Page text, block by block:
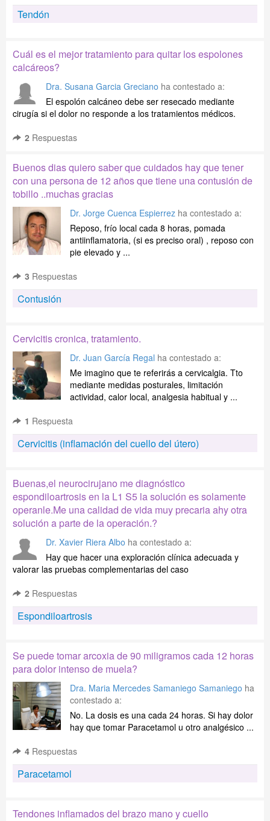
Tendón
Cuál es el mejor tratamiento para quitar los espolones
calcáreos?
Dra. Susana Garcia Greciano ha contestado a:
El espolón calcáneo debe ser resecado mediante
cirugía si el dolor no responde a los tratamientos médicos.
2 Respuestas
Buenos dias quiero saber que cuidados hay que tener
con una persona de 12 años que tiene una contusión de
tobillo ..muchas gracias
Dr. Jorge Cuenca Espierrez ha contestado a:
Reposo, frío local cada 8 horas, pomada
antiinflamatoria, (si es preciso oral) , reposo con
pie elevado y ...
3 Respuestas
Contusión
Cervicitis cronica, tratamiento.
Dr. Juan García Regal ha contestado a:
Me imagino que te referirás a cervicalgia. Tto
mediante medidas posturales, limitación
actividad, calor local, analgesia habitual y ...
1 Respuesta
Cervicitis (inflamación del cuello del útero)
Buenas,el neurocirujano me diagnóstico
espondiloartrosis en la L1 S5 la solución es solamente
operanle.Me una calidad de vida muy precaria ahy otra
solución a parte de la operación.?
Dr. Xavier Riera Albo ha contestado a:
Hay que hacer una exploración clínica adecuada y
valorar las pruebas complementarias del caso
2 Respuestas
Espondiloartrosis
Se puede tomar arcoxia de 90 miligramos cada 12 horas
para dolor intenso de muela?
Dra. Maria Mercedes Samaniego Samaniego ha
contestado a:
No. La dosis es una cada 24 horas. Si hay dolor
hay que tomar Paracetamol u otro analgésico ...
4 Respuestas
Paracetamol
Tendones inflamados del brazo mano y cuello